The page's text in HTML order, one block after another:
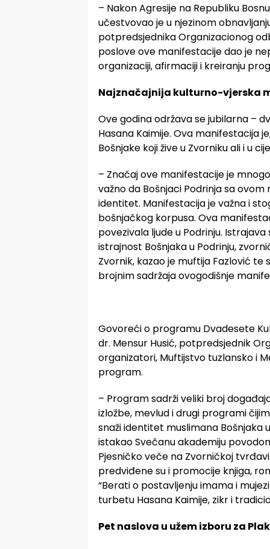
– Nakon Agresije na Republiku
učestvovao je u njezinom
potpredsjednika Organizacionog
poslove ove manifestacije dao je
organizaciji, afirmaciji i kreiranju
Najznačajnija kulturno-vjerska
Ove godina održava se jubilarna –
Hasana Kaimije. Ova manifestacija
Bošnjake koji žive u Zvorniku ali i u
– Značaj ove manifestacije je
važno da Bošnjaci Podrinja sa
identitet. Manifestacija je važna i
bošnjačkog korpusa. Ova
povezivala ljude u Podrinju.
istrajnost Bošnjaka u Podrinju,
Zvornik, kazao je muftija Fazlović te
brojnim sadržaja ovogodišnje
Govoreći o programu Dvadesete
dr. Mensur Husić, potpredsjednik
organizatori, Muftijstvo tuzlansko i
program.
– Program sadrži veliki broj
izložbe, mevlud i drugi programi
snaži identitet muslimana Bošnjaka
istakao Svečanu akademiju
Pjesničko veče na Zvorničkoj
predviđene su i promocije knjiga,
“Berati o postavljenju imama i
turbetu Hasana Kaimije, zikr i
Pet naslova u užem izboru za